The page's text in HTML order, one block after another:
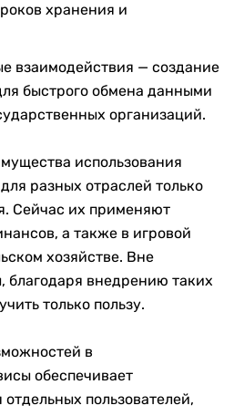
хранения и
взаимодействия — создание
быстрого обмена данными
организаций.
использования
разных отраслей только
Сейчас их применяют
а также в игровой
хозяйстве. Вне
благодаря внедрению таких
только пользу.
в
обеспечивает
пользователей,